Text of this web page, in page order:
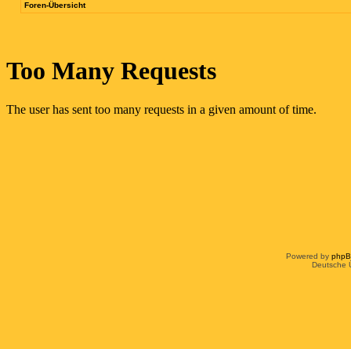
Foren-Übersicht
Powered by
Deutsche